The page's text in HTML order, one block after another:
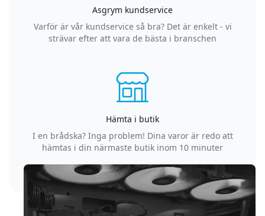
Asgrym kundservice
Varför är vår kundservice så bra? Det är enkelt - vi
strävar efter att vara de bästa i branschen
Hämta i butik
I en brådska? Inga problem! Dina varor är redo att
hämtas i din närmaste butik inom 10 minuter